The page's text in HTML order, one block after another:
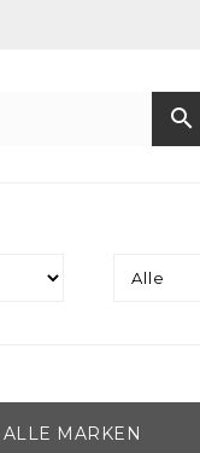
search
ALLE MARKEN